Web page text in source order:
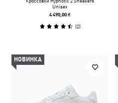
Unisex
4 490,00 ₴
(2)
НОВИНКА